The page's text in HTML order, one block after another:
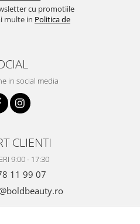
cu promotiile
multe in Politica de
in social media
CLIENTI
9:00 - 17:30
11 99 07